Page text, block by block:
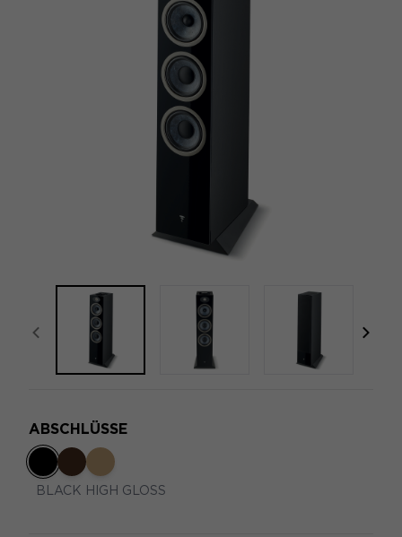
focal-naim-frontent::misc.prev_label
ABSCHLÜSSE
BLACK HIGH GLOSS